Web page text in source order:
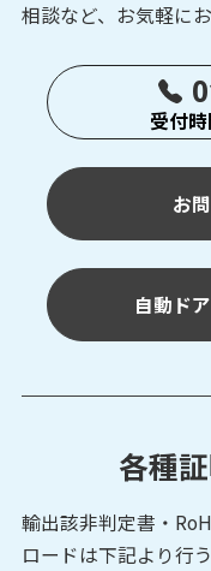
相談など、お気軽に
受付
お
自動ド
各種
輸出該非判定書・
ロードは下記より行